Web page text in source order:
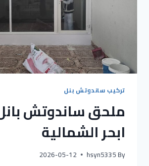
تركيب ساندوتش بنل
ملحق ساندوتش
ابحر الشمالية
By
hsyn5335
2026-05-12